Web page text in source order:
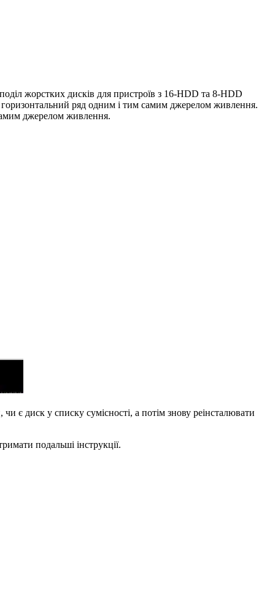
жорстких дисків для пристроїв з 16-HDD та 8-HDD
ряд одним і тим самим джерелом живлення.
джерелом живлення.
є диск у списку сумісності, а потім знову реінсталювати
подальші інструкції.